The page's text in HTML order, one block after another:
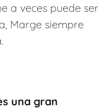
a veces puede ser
Marge siempre
una gran